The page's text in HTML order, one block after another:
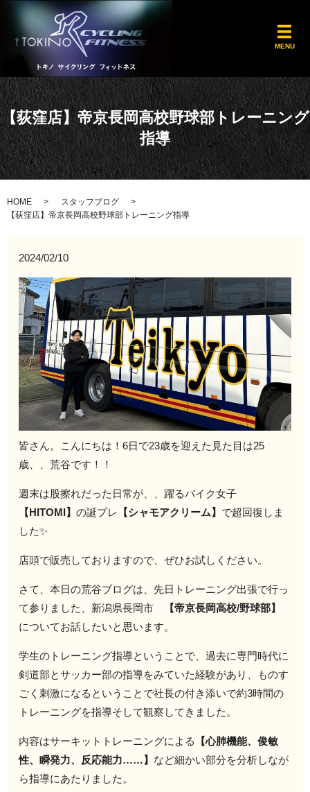
MENU
【荻窪店】帝京長岡高校野球部トレーニング
指導
HOME
スタッフブログ
【荻窪店】帝京長岡高校野球部トレーニング指導
2024/02/10
皆さん。こんにちは！6日で23歳を迎えた見た目は25
歳、、荒谷です！！
週末は股擦れだった日常が、、躍るバイク女子
【HITOMI】の誕プレ 【シャモアクリーム】 で超回復しま
した✨
店頭で販売しておりますので、ぜひお試しください。
さて、本日の荒谷ブログは、先日トレーニング出張で行っ
て参りました、新潟県長岡市
【帝京長岡高校/野球部】
についてお話したいと思います。
学生のトレーニング指導ということで、過去に専門時代に
剣道部とサッカー部の指導をみていた経験があり、ものす
ごく刺激になるということで社長の付き添いで約3時間の
トレーニングを指導そして観察してきました。
内容はサーキットトレーニングによる
【心肺機能、俊敏
性、瞬発力、反応能力……】 など細かい部分を分析しなが
ら指導にあたりました。